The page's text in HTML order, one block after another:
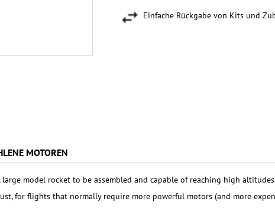
Einfache Rückgabe von Kits und
MOTOREN
model rocket to be assembled and capable of reaching high
for flights that normally require more powerful motors (and more